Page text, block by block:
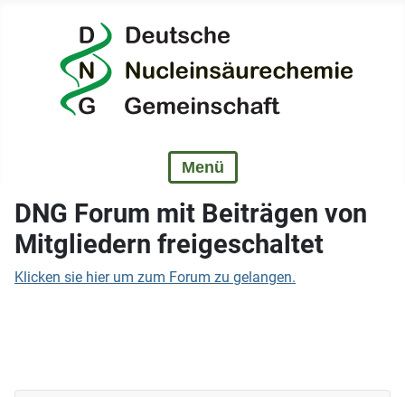
DNG Forum mit Beiträgen von
Mitgliedern freigeschaltet
Klicken sie hier um zum Forum zu gelangen.